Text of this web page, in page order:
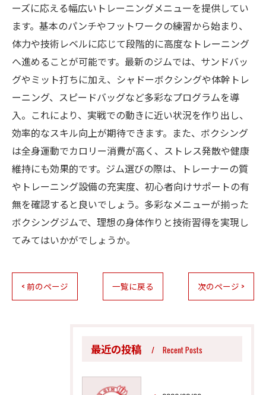
ーズに応える幅広いトレーニングメニューを提供してい
ます。基本のパンチやフットワークの練習から始まり、
体力や技術レベルに応じて段階的に高度なトレーニング
へ進めることが可能です。最新のジムでは、サンドバッ
グやミット打ちに加え、シャドーボクシングや体幹トレ
ーニング、スピードバッグなど多彩なプログラムを導
入。これにより、実戦での動きに近い状況を作り出し、
効率的なスキル向上が期待できます。また、ボクシング
は全身運動でカロリー消費が高く、ストレス発散や健康
維持にも効果的です。ジム選びの際は、トレーナーの質
やトレーニング設備の充実度、初心者向けサポートの有
無を確認すると良いでしょう。多彩なメニューが揃った
ボクシングジムで、理想の身体作りと技術習得を実現し
てみてはいかがでしょうか。
< 前のページ 一覧に戻る 次のページ >
最近の投稿 Recent Posts